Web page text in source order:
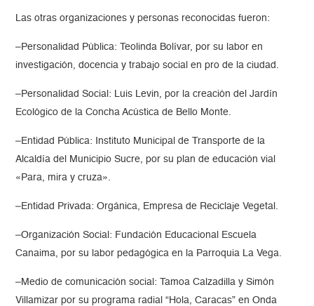
Las otras organizaciones y personas reconocidas fueron:
–Personalidad Pública: Teolinda Bolívar, por su labor en
investigación, docencia y trabajo social en pro de la ciudad.
–Personalidad Social: Luis Levin, por la creación del Jardín
Ecológico de la Concha Acústica de Bello Monte.
–Entidad Pública: Instituto Municipal de Transporte de la
Alcaldía del Municipio Sucre, por su plan de educación vial
«Para, mira y cruza».
–Entidad Privada: Orgánica, Empresa de Reciclaje Vegetal.
–Organización Social: Fundación Educacional Escuela
Canaima, por su labor pedagógica en la Parroquia La Vega.
–Medio de comunicación social: Tamoa Calzadilla y Simón
Villamizar por su programa radial “Hola, Caracas” en Onda